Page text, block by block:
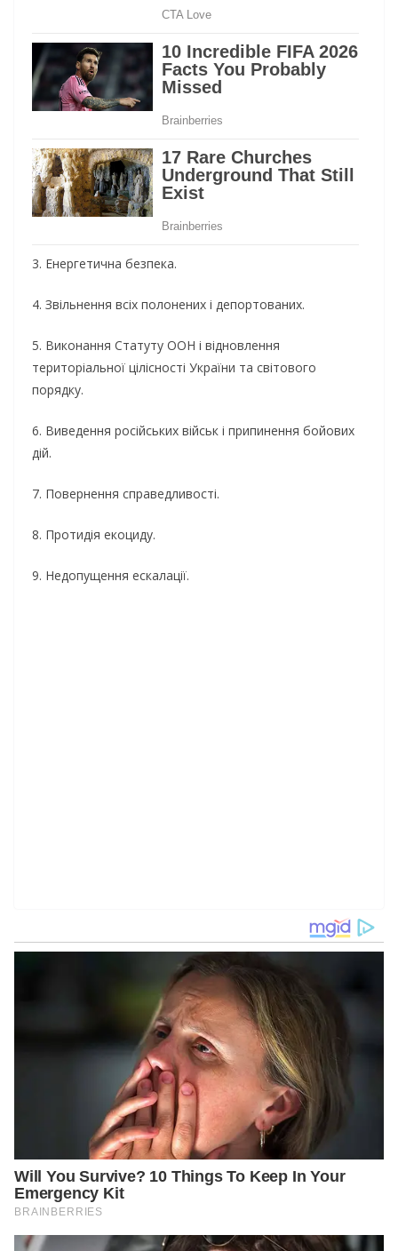
3. Енергетична безпека.
4. Звільнення всіх полонених і депортованих.
5. Виконання Статуту ООН і відновлення
територіальної цілісності України та світового
порядку.
6. Виведення російських військ і припинення бойових
дій.
7. Повернення справедливості.
8. Протидія екоциду.
9. Недопущення ескалації.